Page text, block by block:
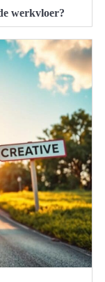
werkvloer?